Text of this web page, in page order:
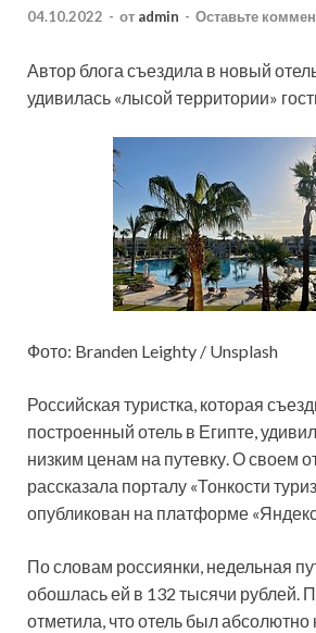
04.10.2022 - от admin - Оставьте
Автор блога съездила в новый
удивилась «лысой территории»
Фото: Branden Leighty / Unsplash
Российская туристка, которая
построенный отель в Египте,
низким ценам на путевку. О своем
рассказала порталу «Тонкости
опубликован на платформе
По словам россиянки, недельная
обошлась ей в 132 тысячи рублей.
отметила, что отель был